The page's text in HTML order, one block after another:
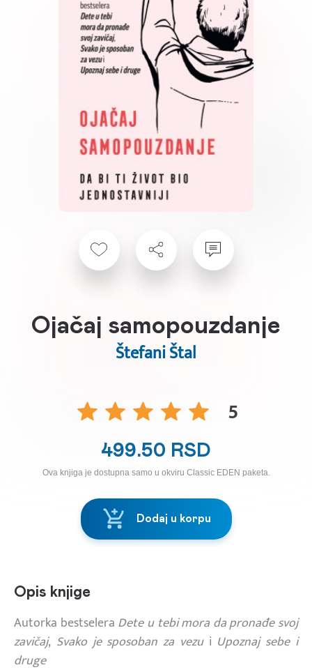
Ojačaj samopouzdanje
Štefani Štal
5
499.50 RSD
Ova knjiga je dostupna samo u okviru Classic EDEN paketa.
Dodaj u korpu
Opis knjige
Autorka bestselera Dete u tebi mora da pronađe svoj
zavičaj, Svako je sposoban za vezui Upoznaj sebe i
druge